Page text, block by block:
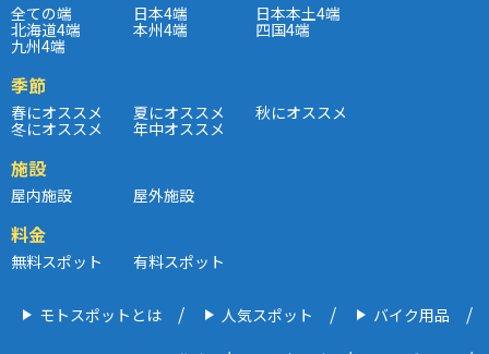
全ての端 日本4端 日本本土4端
北海道4端 本州4端 四国4端
九州4端
季節
春にオススメ 夏にオススメ 秋にオススメ
冬にオススメ 年中オススメ
施設
屋内施設 屋外施設
料金
無料スポット 有料スポット
モトスポットとは 人気スポット バイク用品